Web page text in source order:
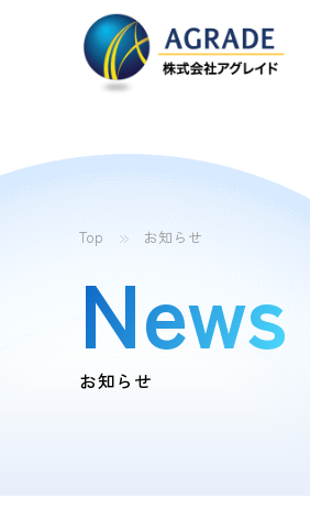
Top お知らせ
News
お知らせ